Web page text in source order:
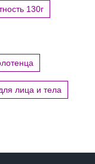
130г
лица и тела